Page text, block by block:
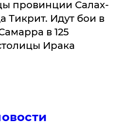
провинции Салах-
Тикрит. Идут бои в
в 125
Ирака